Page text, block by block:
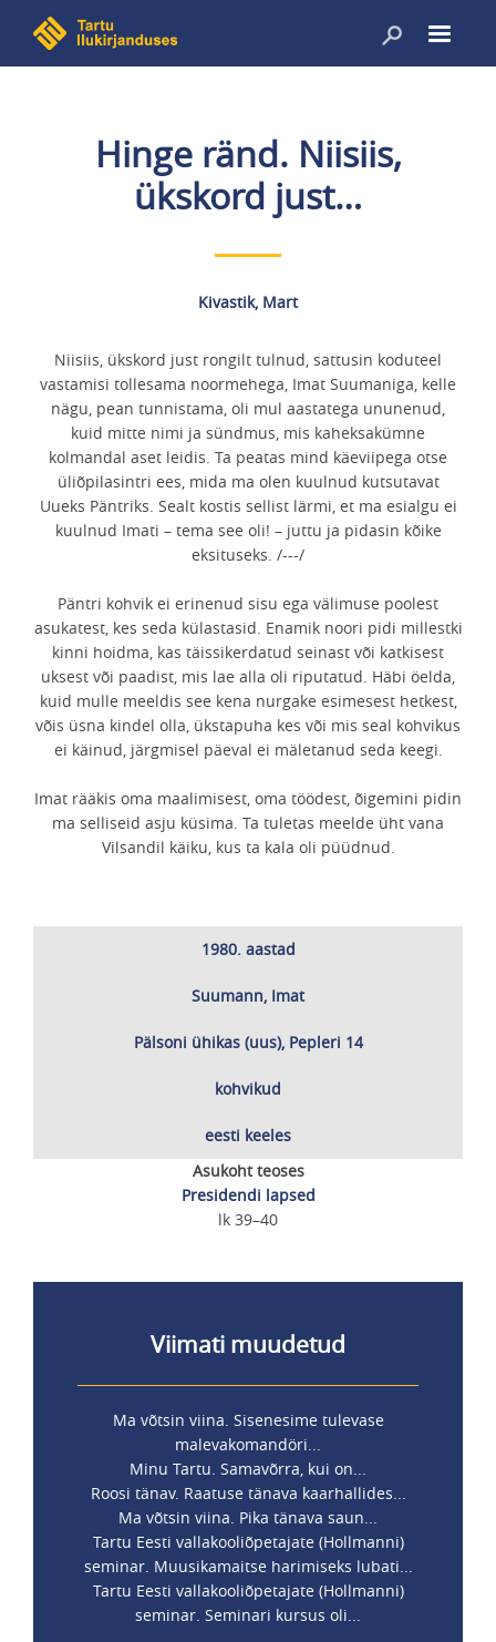
edasi
Hinge ränd. Niisiis,
ükskord just…
Kivastik, Mart
Niisiis, ükskord just rongilt tulnud, sattusin koduteel
vastamisi tollesama noormehega, Imat Suumaniga, kelle
nägu, pean tunnistama, oli mul aastatega ununenud,
kuid mitte nimi ja sündmus, mis kaheksakümne
kolmandal aset leidis. Ta peatas mind käeviipega otse
üliõpilasintri ees, mida ma olen kuulnud kutsutavat
Uueks Päntriks. Sealt kostis sellist lärmi, et ma esialgu ei
kuulnud Imati – tema see oli! – juttu ja pidasin kõike
eksituseks. /---/
Päntri kohvik ei erinenud sisu ega välimuse poolest
asukatest, kes seda külastasid. Enamik noori pidi millestki
kinni hoidma, kas täissikerdatud seinast või katkisest
uksest või paadist, mis lae alla oli riputatud. Häbi öelda,
kuid mulle meeldis see kena nurgake esimesest hetkest,
võis üsna kindel olla, ükstapuha kes või mis seal kohvikus
ei käinud, järgmisel päeval ei mäletanud seda keegi.
Imat rääkis oma maalimisest, oma töödest, õigemini pidin
ma selliseid asju küsima. Ta tuletas meelde üht vana
Vilsandil käiku, kus ta kala oli püüdnud.
1980. aastad
Suumann, Imat
Pälsoni ühikas (uus), Pepleri 14
kohvikud
eesti keeles
Asukoht teoses
Presidendi lapsed
lk 39–40
Viimati muudetud
Ma võtsin viina. Sisenesime tulevase
malevakomandöri...
Minu Tartu. Samavõrra, kui on...
Roosi tänav. Raatuse tänava kaarhallides...
Ma võtsin viina. Pika tänava saun...
Tartu Eesti vallakooliõpetajate (Hollmanni)
seminar. Muusikamaitse harimiseks lubati...
Tartu Eesti vallakooliõpetajate (Hollmanni)
seminar. Seminari kursus oli...